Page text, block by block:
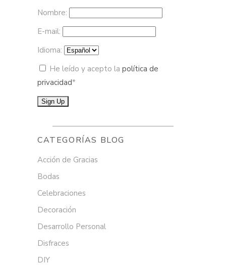
Nombre:
E-mail:
Idioma:
He leído y acepto la política de
privacidad*
CATEGORÍAS BLOG
Acción de Gracias
Bodas
Celebraciones
Decoración
Desarrollo Personal
Disfraces
DIY